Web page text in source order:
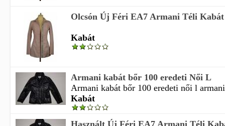
Olcsón Új Féri EA7 Armani Téli Kabát
Kabát
Armani kabát bőr 100 eredeti Női L
Armani kabát bőr 100 eredeti női l
Kabát
Használt Új Féri EA7 Armani Téli